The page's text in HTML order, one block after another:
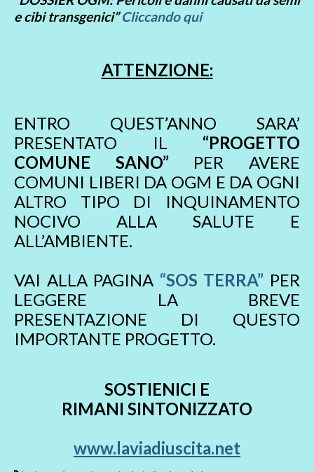
e cibi transgenici” Cliccando qui
ATTENZIONE:
ENTRO QUEST’ANNO SARA’
PRESENTATO IL “PROGETTO
COMUNE SANO”PER AVERE
COMUNI LIBERI DA OGM E DA OGNI
ALTRO TIPO DI INQUINAMENTO
NOCIVO ALLA SALUTE E
ALL’AMBIENTE.
VAI ALLA PAGINA “SOS TERRA” PER
LEGGERE LA BREVE
PRESENTAZIONE DI QUESTO
IMPORTANTE PROGETTO.
SOSTIENICI E
RIMANI SINTONIZZATO
www.laviadiuscita.net